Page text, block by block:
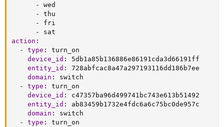
-
wed
-
thu
-
fri
-
action :
-
type :
turn_on
device_id :
5db1a85b136886e86191cda3d66191ff
entity_id :
728abfcac8a47a297193116dd186b7ee
domain :
switch
-
type :
turn_on
device_id :
c47357ba96d499741bc743e613b51492
entity_id :
ab83459b1732e4fdc6a6c75bc0de957c
domain :
switch
-
type :
turn_on